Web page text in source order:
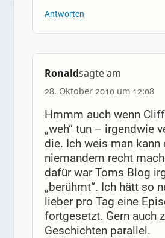
Antworten
Ronaldsagte am
28. Oktober 2010 um 12:08
Hmmm auch wenn
„weh“ tun – irgendwie
die. Ich weis man kann
niemandem recht
dafür war Toms Blog
„berühmt“. Ich hätt so
lieber pro Tag eine
fortgesetzt. Gern auch
Geschichten parallel.